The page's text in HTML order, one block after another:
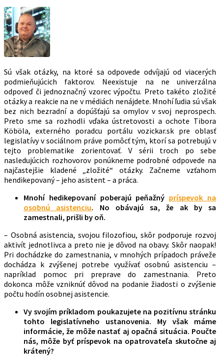
Sú však otázky, na ktoré sa odpovede odvíjajú od viacerých
podmieňujúcich faktorov. Neexistuje na ne univerzálna
odpoveď či jednoznačný vzorec výpočtu. Preto takéto zložité
otázky a reakcie na ne v médiách nenájdete. Mnohí ľudia sú však
bez nich bezradní a dopúšťajú sa omylov v svoj neprospech.
Preto sme sa rozhodli vďaka ústretovosti a ochote Tibora
Köböla, externého poradcu portálu vozickar.sk pre oblasť
legislatívy v sociálnom práve pomôcť tým, ktorí sa potrebujú v
tejto problematike zorientovať. V sérii troch po sebe
nasledujúcich rozhovorov ponúkneme podrobné odpovede na
najčastejšie kladené „zložité“ otázky. Začneme vzťahom
hendikepovaný – jeho asistent – a práca.
Mnohí hedikepovaní poberajú peňažný príspevok na
osobnú asistenciu. No obávajú sa, že ak by sa
zamestnali, prišli by oň.
– Osobná asistencia, svojou filozofiou, skôr podporuje rozvoj
aktivít jednotlivca a preto nie je dôvod na obavy. Skôr naopak!
Pri dochádzke do zamestnania, v mnohých prípadoch práveže
dochádza k zvýšenej potrebe využívať osobnú asistenciu –
napríklad pomoc pri preprave do zamestnania. Preto
dokonca môže vzniknúť dôvod na podanie žiadosti o zvýšenie
počtu hodín osobnej asistencie.
Vy svojím príkladom poukazujete na pozitívnu stránku
tohto legislatívneho ustanovenia. My však máme
informácie, že môže nastať aj opačná situácia. Poučte
nás, môže byť príspevok na opatrovateľa skutočne aj
krátený?